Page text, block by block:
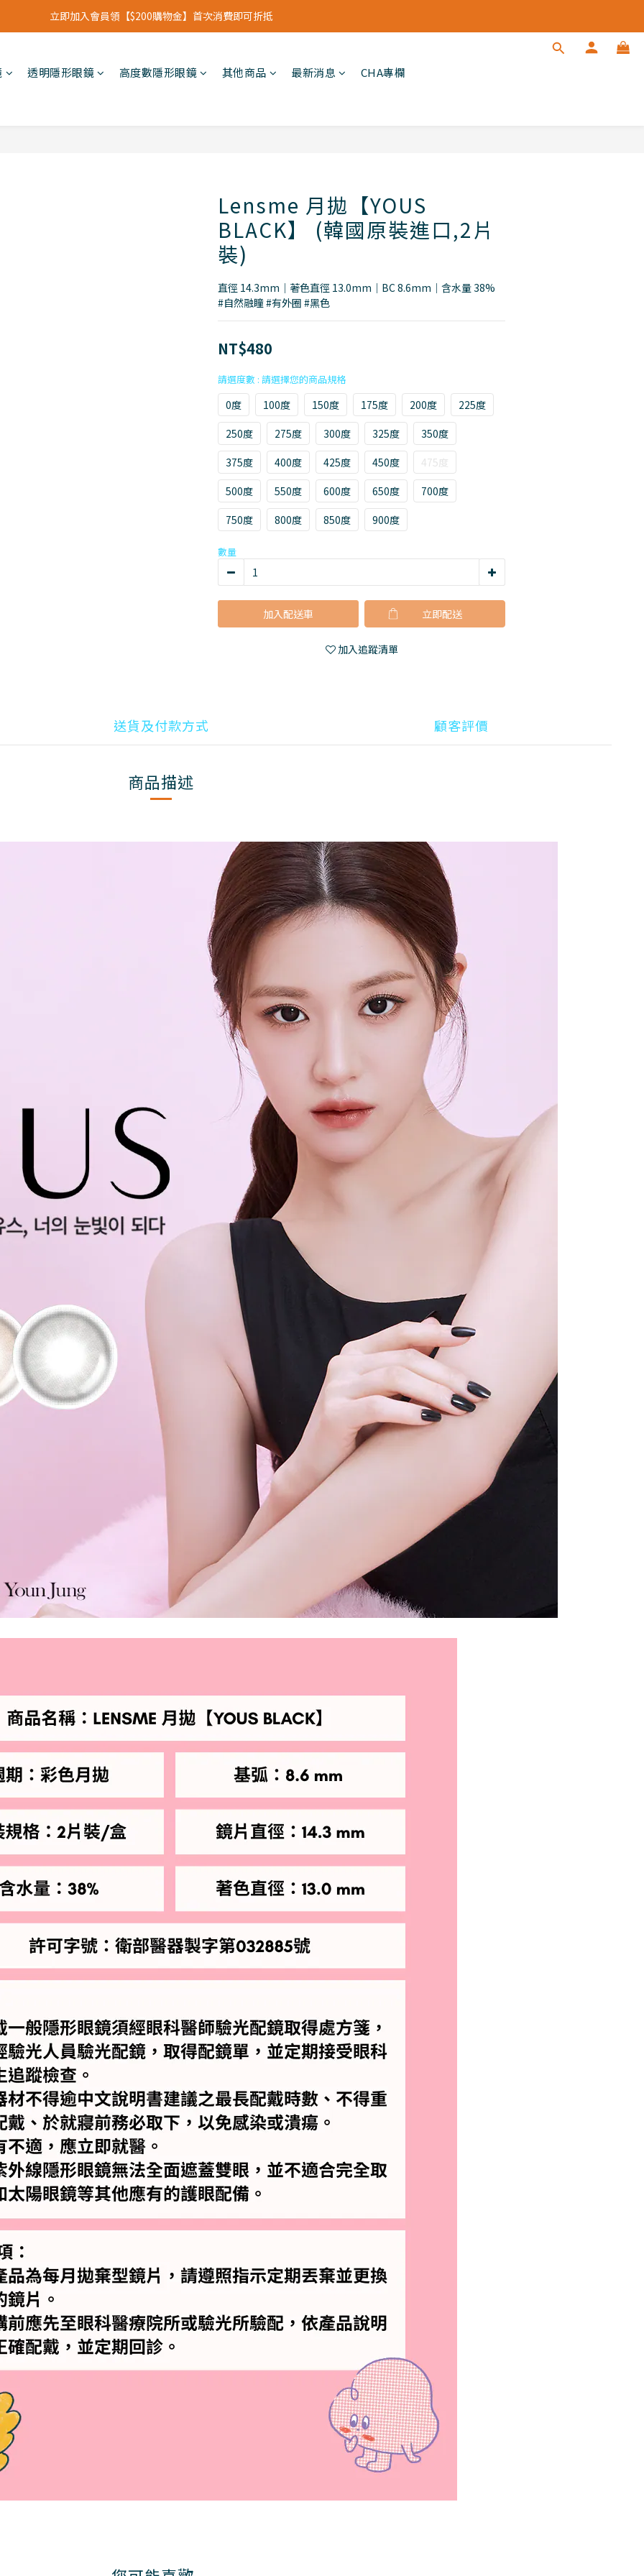
立即加入會員領【$200購物金】首次消費即可折抵
立即加入會員領【$200購物金】首次消費即可折抵
立即加入會員領【$200購物金】首次消費即可折抵
透明隱形眼鏡 高度數隱形眼鏡 其他商品 最新消息 CHA專欄
Lensme 月拋【YOUS
BLACK】 (韓國原裝進口,2片
裝)
直徑 14.3mm｜著色直徑 13.0mm｜BC 8.6mm｜含水量 38%
#自然融瞳 #有外圈 #黑色
NT$480
請選度數
0度 100度 150度 175度 200度
225度
250度
275度 300度 325度
350度
375度
400度 425度 450度
475度
500度
550度 600度 650度
700度
750度
800度 850度 900度
數量
加入配送車 立即購買
加入追蹤清單
送貨及付款方式 顧客評價
商品描述